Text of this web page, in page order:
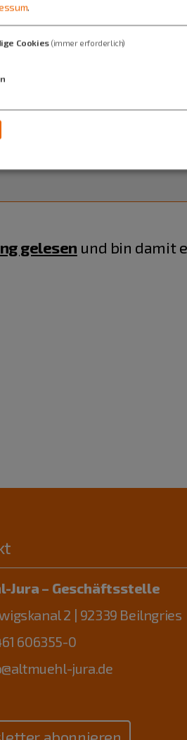
gelesen und bin damit
Jura – Geschäftsstelle
2 | 92339 Beilngries
606355-0
jura.de
.
Cookies (immer erforderlich)